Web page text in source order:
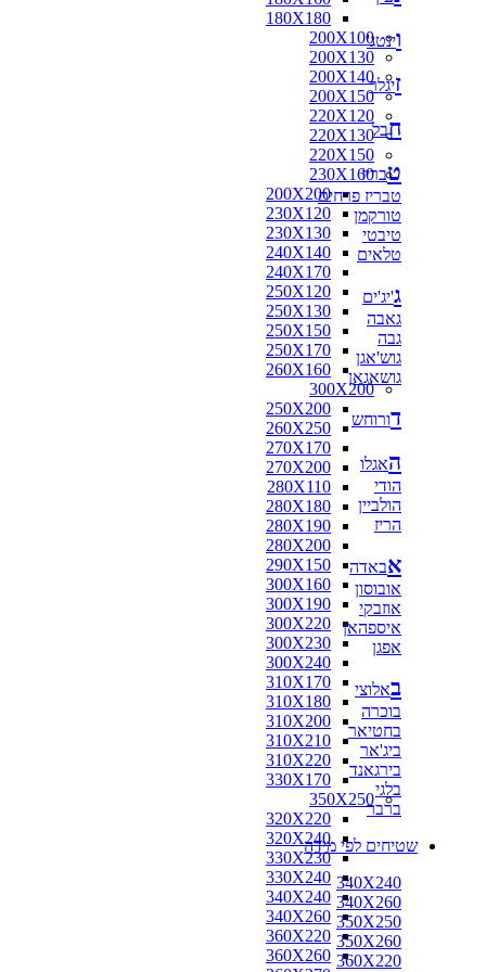
180X180
200X100
200X130
200X140
200X150
220X120
220X130
220X150
230X160
200X200
230X120
230X130
240X140
240X170
250X120
250X130
250X150
250X170
260X160
300X200
250X200
260X250
270X170
270X200
280X110
280X180
280X190
280X200
290X150
300X160
300X190
300X220
300X230
300X240
310X170
310X180
310X200
310X210
310X220
330X170
350X250
320X220
320X240
330X230
330X240
340X240
340X260
360X220
360X260
וינטג'
זיגלר
חבל
טבריז
טבריז פרחים
טורקמן
טיבטי
טלאים
ג'יג'ים
גאבה
גבה
גוש'אגן
גושאגאן
דורוחש
האגלו
הודי
הולביין
הריז
אבאדה
אובוסון
אוזבקי
איספהאן
אפגן
באלוצי
בוכרה
בחטיאר
ביג'אר
בירגאנד
בלגי
ברבר
שטיחים לפי מידה
340X240
340X260
350X250
350X260
360X220